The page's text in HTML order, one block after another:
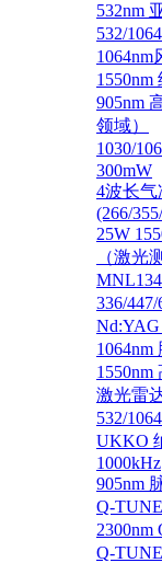
532nm
532/
1064nm
905nm
领域）
1030/
300mW
4波长气
(266/
25W
（激光
336/
1064nm
1550nm
激光雷达
532/
UKKO
1000kHz
905nm
Q-
2300nm
Q-